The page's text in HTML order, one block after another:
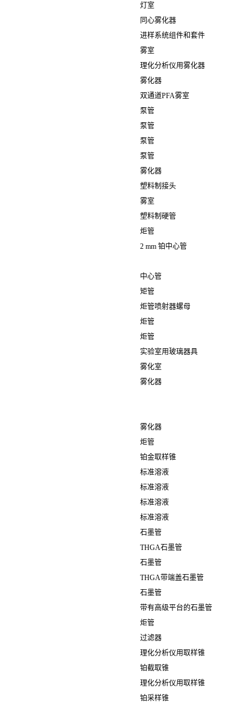
灯室
同心雾化器
进样系统组件和套件
雾室
理化分析仪用雾化器
雾化器
双通道PFA雾室
泵管
泵管
泵管
泵管
雾化器
塑料制接头
雾室
塑料制硬管
炬管
2 mm 铂中心管
中心管
矩管
炬管喷射器螺母
炬管
炬管
实验室用玻璃器具
雾化室
雾化器
雾化器
炬管
铂金取样锥
标准溶液
标准溶液
标准溶液
标准溶液
石墨管
THGA石墨管
石墨管
THGA带端盖石墨管
石墨管
带有高级平台的石墨管
炬管
过滤器
理化分析仪用取样锥
铂截取锥
理化分析仪用取样锥
铂采样锥